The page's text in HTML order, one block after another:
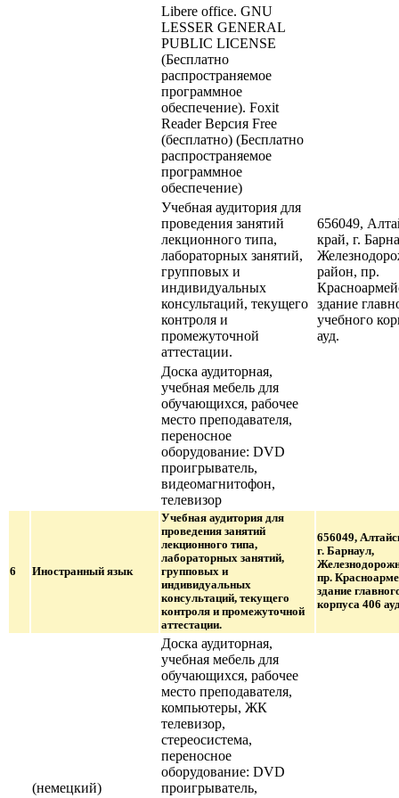
Libere office. GNU
LESSER GENERAL
PUBLIC LICENSE
(Бесплатно
распространяемое
программное
обеспечение). Foxit
Reader Версия Free
(бесплатно) (Бесплатно
распространяемое
программное
обеспечение)
Учебная аудитория для
проведения занятий
лекционного типа,
лабораторных занятий,
групповых и
индивидуальных
консультаций, текущего
контроля и
промежуточной
аттестации.
656049,
край, г.
район, пр.
здание
учебного
ауд.
Доска аудиторная,
учебная мебель для
обучающихся, рабочее
место преподавателя,
переносное
оборудование: DVD
проигрыватель,
видеомагнитофон,
телевизор
6 Иностранный язык
Учебная аудитория для
проведения занятий
лекционного типа,
лабораторных занятий,
групповых и
индивидуальных
консультаций, текущего
контроля и промежуточной
аттестации.
656049,
г. Барнаул,
пр.
здание
корпуса 406
(немецкий)
Доска аудиторная,
учебная мебель для
обучающихся, рабочее
место преподавателя,
компьютеры, ЖК
телевизор,
стереосистема,
переносное
оборудование: DVD
проигрыватель,